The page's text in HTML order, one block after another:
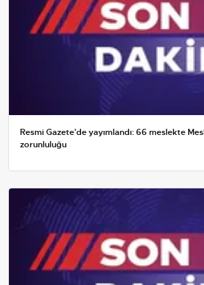
Resmi Gazete'de yayımlandı: 66 meslekte
zorunluluğu